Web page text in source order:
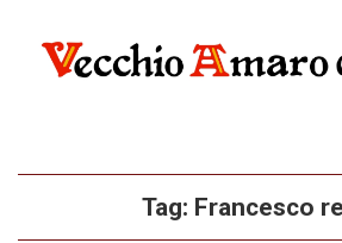
Tag: Francesco